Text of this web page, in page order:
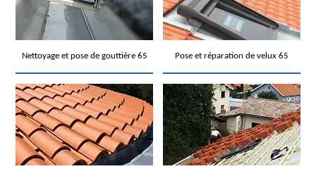
Nettoyage et pose de gouttière 65 Pose et réparation de velux 65